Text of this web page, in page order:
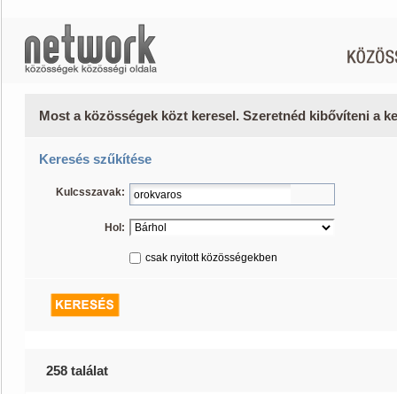
Most a közösségek közt keresel. Szeretnéd kibővíteni a
Keresés szűkítése
Kulcsszavak:
Hol:
csak nyitott közösségekben
258 találat